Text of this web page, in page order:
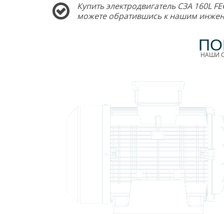
Купить электродвигатель C3A 160L
можете обратившись к нашим
НАШИ